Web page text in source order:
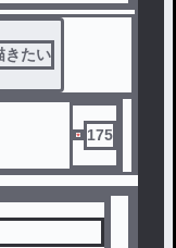
きたい
175